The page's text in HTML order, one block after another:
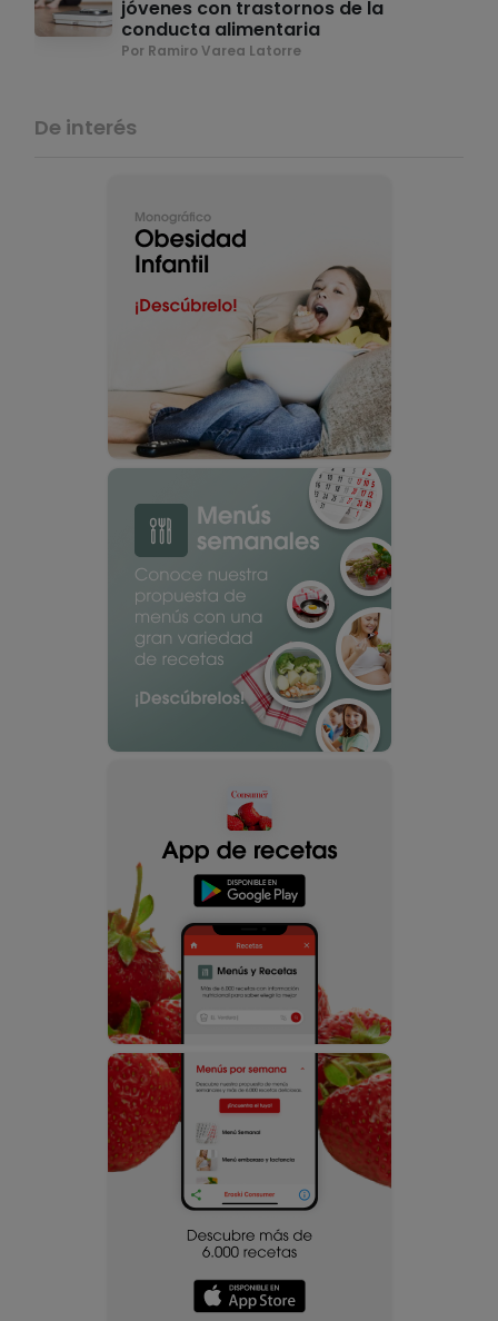
jóvenes con trastornos de la
conducta alimentaria
Por Ramiro Varea Latorre
De interés